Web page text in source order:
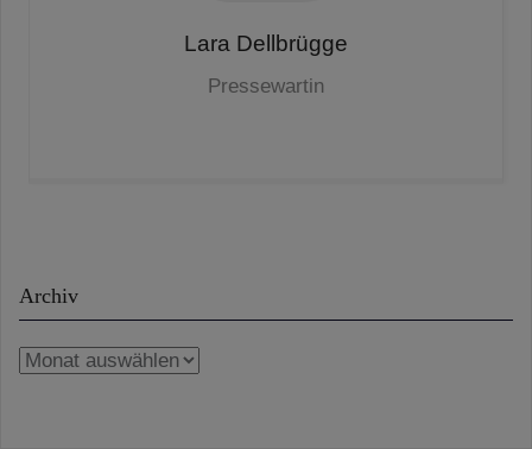
Lara Dellbrügge
Pressewartin
Archiv
Archiv